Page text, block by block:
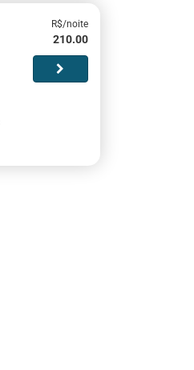
R$/noite
210.00